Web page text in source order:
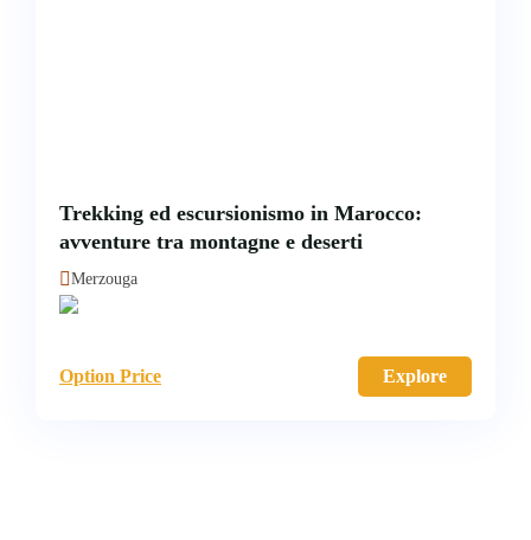
Trekking ed escursionismo in Marocco:
avventure tra montagne e deserti
Merzouga
Option Price Explore